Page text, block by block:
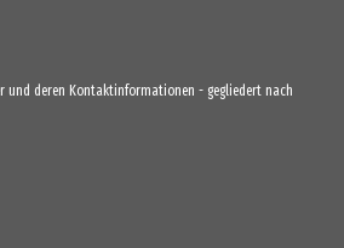
und deren Kontaktinformationen - gegliedert nach